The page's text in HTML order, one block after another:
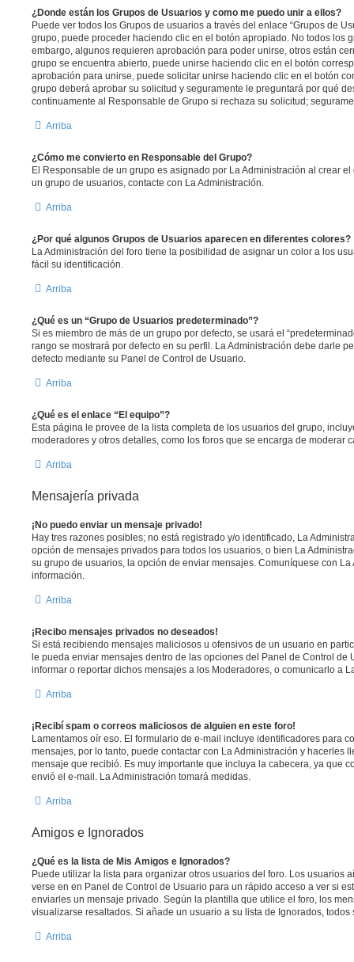
¿Donde están los Grupos de Usuarios y como me puedo unir a ellos?
Puede ver todos los Grupos de usuarios a través del enlace “Grupos de
grupo, puede proceder haciendo clic en el botón apropiado. No todos los
embargo, algunos requieren aprobación para poder unirse, otros están
grupo se encuentra abierto, puede unirse haciendo clic en el botón
aprobación para unirse, puede solicitar unirse haciendo clic en el botón
grupo deberá aprobar su solicitud y seguramente le preguntará por qué
continuamente al Responsable de Grupo si rechaza su solicitud;
Arriba
¿Cómo me convierto en Responsable del Grupo?
El Responsable de un grupo es asignado por La Administración al crear
un grupo de usuarios, contacte con La Administración.
Arriba
¿Por qué algunos Grupos de Usuarios aparecen en diferentes colores?
La Administración del foro tiene la posibilidad de asignar un color a los
fácil su identificación.
Arriba
¿Qué es un “Grupo de Usuarios predeterminado”?
Si es miembro de más de un grupo por defecto, se usará el
rango se mostrará por defecto en su perfil. La Administración debe darle
defecto mediante su Panel de Control de Usuario.
Arriba
¿Qué es el enlace “El equipo”?
Esta página le provee de la lista completa de los usuarios del grupo,
moderadores y otros detalles, como los foros que se encarga de moderar
Arriba
Mensajería privada
¡No puedo enviar un mensaje privado!
Hay tres razones posibles; no está registrado y/o identificado, La
opción de mensajes privados para todos los usuarios, o bien La
su grupo de usuarios, la opción de enviar mensajes. Comuníquese con La
información.
Arriba
¡Recibo mensajes privados no deseados!
Si está recibiendo mensajes maliciosos u ofensivos de un usuario en
le pueda enviar mensajes dentro de las opciones del Panel de Control de
informar o reportar dichos mensajes a los Moderadores, o comunicarlo a
Arriba
¡Recibí spam o correos maliciosos de alguien en este foro!
Lamentamos oír eso. El formulario de e-mail incluye identificadores para
mensajes, por lo tanto, puede contactar con La Administración y hacerles
mensaje que recibió. Es muy importante que incluya la cabecera, ya que
envió el e-mail. La Administración tomará medidas.
Arriba
Amigos e Ignorados
¿Qué es la lista de Mis Amigos e Ignorados?
Puede utilizar la lista para organizar otros usuarios del foro. Los usuarios
verse en en Panel de Control de Usuario para un rápido acceso a ver si
enviarles un mensaje privado. Según la plantilla que utilice el foro, los
visualizarse resaltados. Si añade un usuario a su lista de Ignorados,
Arriba